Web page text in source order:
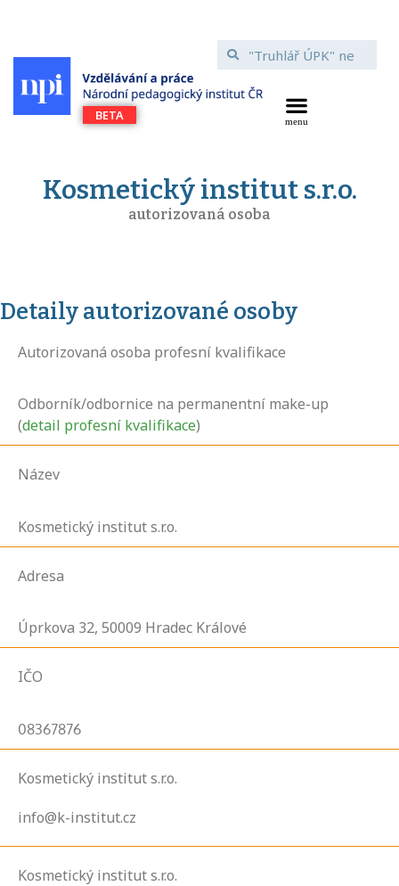
Kosmetický institut s.r.o.
autorizovaná osoba
Detaily autorizované osoby
Autorizovaná osoba profesní kvalifikace
Odborník/odbornice na permanentní make-up
(detail profesní kvalifikace)
Název
Kosmetický institut s.r.o.
Adresa
Úprkova 32, 50009 Hradec Králové
IČO
08367876
Kosmetický institut s.r.o.
info@k-institut.cz
Kosmetický institut s.r.o.